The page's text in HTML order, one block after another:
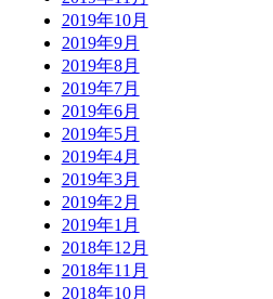
2019年10月
2019年9月
2019年8月
2019年7月
2019年6月
2019年5月
2019年4月
2019年3月
2019年2月
2019年1月
2018年12月
2018年11月
2018年10月